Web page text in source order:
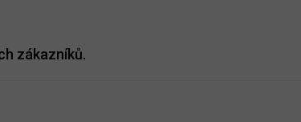
zákazníků.